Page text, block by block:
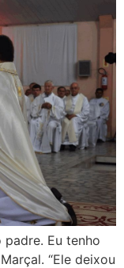
Eu tenho
“Ele deixou